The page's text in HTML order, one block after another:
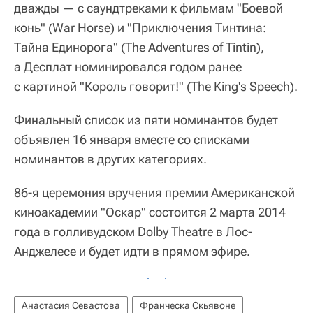
дважды — с саундтреками к фильмам "Боевой
конь" (War Horse) и "Приключения Тинтина:
Тайна Единорога" (The Adventures of Tintin),
а Десплат номинировался годом ранее
с картиной "Король говорит!" (The King's Speech).
Финальный список из пяти номинантов будет
объявлен 16 января вместе со списками
номинантов в других категориях.
86-я церемония вручения премии Американской
киноакадемии "Оскар" состоится 2 марта 2014
года в голливудском Dolby Theatre в Лос-
Анджелесе и будет идти в прямом эфире.
Анастасия Севастова
Франческа Скьявоне